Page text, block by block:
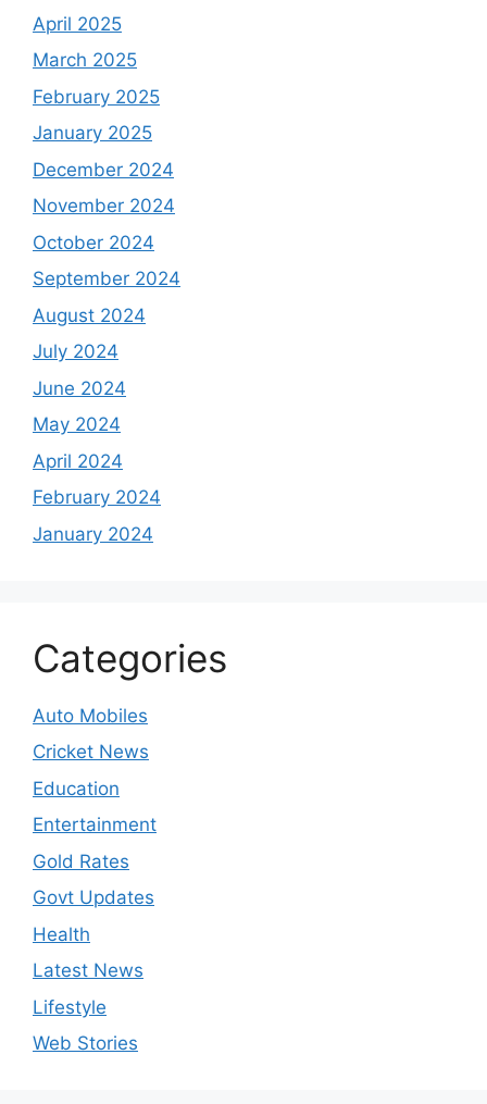
April 2025
March 2025
February 2025
January 2025
December 2024
November 2024
October 2024
September 2024
August 2024
July 2024
June 2024
May 2024
April 2024
February 2024
January 2024
Categories
Auto Mobiles
Cricket News
Education
Entertainment
Gold Rates
Govt Updates
Health
Latest News
Lifestyle
Web Stories